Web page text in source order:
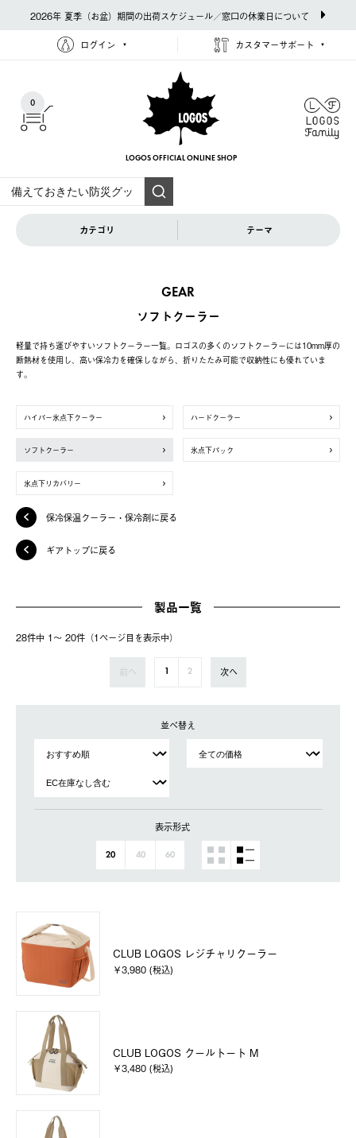
2026年 夏季（お盆）期間の出荷スケジュール／窓口の休業日について
ログイン カスタマーサポート
0
LOGOS OFFICIAL ONLINE SHOP
カテゴリ テーマ
GEAR
ソフトクーラー
軽量で持ち運びやすいソフトクーラー一覧。ロゴスの多くのソフトクーラーには10mm厚の
断熱材を使用し、高い保冷力を確保しながら、折りたたみ可能で収納性にも優れていま
す。
ハイパー氷点下クーラー ハードクーラー
ソフトクーラー 氷点下パック
氷点下リカバリー
保冷保温クーラー・保冷剤に戻る
ギアトップに戻る
製品一覧
28件中 1〜 20件（1ページ⽬を表⽰中）
前へ 1 2 次へ
並べ替え
表示形式
20 40 60
CLUB LOGOS レジチャリクーラー
￥3,980 (税込)
CLUB LOGOS クールトート M
￥3,480 (税込)